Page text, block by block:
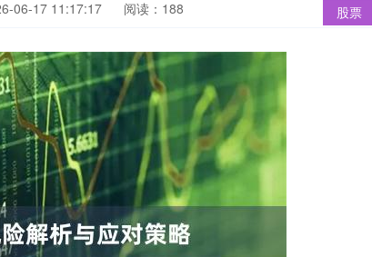
股票
06-17 11:17:17 阅读：188